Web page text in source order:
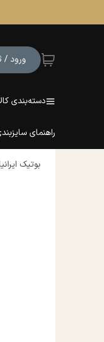
ورود /
دسته‌بندی
راهنمای
بوتیک